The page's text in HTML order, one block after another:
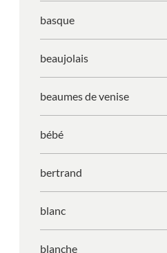
basque
beaujolais
beaumes de venise
bébé
bertrand
blanc
blanche